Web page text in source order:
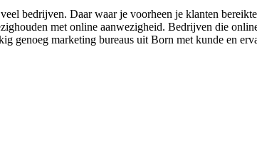
bedrijven. Daar waar je voorheen je klanten
met online aanwezigheid. Bedrijven die
genoeg marketing bureaus uit Born met kunde en